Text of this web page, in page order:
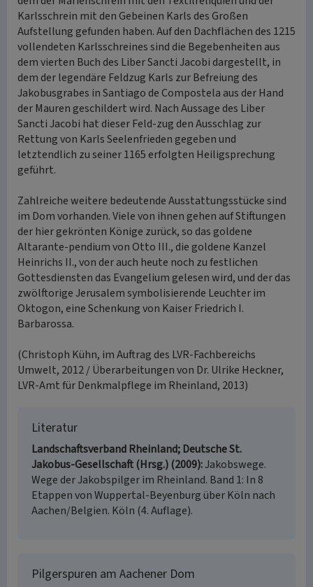
Karlsschrein mit den Gebeinen Karls des Großen
Aufstellung gefunden haben. Auf den Dachflächen des 1215
vollendeten Karlsschreines sind die Begebenheiten aus
dem vierten Buch des Liber Sancti Jacobi dargestellt, in
dem der legendäre Feldzug Karls zur Befreiung des
Jakobusgrabes in Santiago de Compostela aus der Hand
der Mauren geschildert wird. Nach Aussage des Liber
Sancti Jacobi hat dieser Feld-zug den Ausschlag zur
Rettung von Karls Seelenfrieden gegeben und
letztendlich zu seiner 1165 erfolgten Heiligsprechung
geführt.
Zahlreiche weitere bedeutende Ausstattungsstücke sind
im Dom vorhanden. Viele von ihnen gehen auf Stiftungen
der hier gekrönten Könige zurück, so das goldene
Altarante-pendium von Otto III., die goldene Kanzel
Heinrichs II., von der auch heute noch zu festlichen
Gottesdiensten das Evangelium gelesen wird, und der das
zwölftorige Jerusalem symbolisierende Leuchter im
Oktogon, eine Schenkung von Kaiser Friedrich I.
Barbarossa.
(Christoph Kühn, im Auftrag des LVR-Fachbereichs
Umwelt, 2012 / Überarbeitungen von Dr. Ulrike Heckner,
LVR-Amt für Denkmalpflege im Rheinland, 2013)
Literatur
Landschaftsverband Rheinland; Deutsche St.
Jakobus-Gesellschaft (Hrsg.) (2009) Jakobswege.
Wege der Jakobspilger im Rheinland. Band 1: In 8
Etappen von Wuppertal-Beyenburg über Köln nach
Aachen/Belgien. Köln (4. Auflage).
Pilgerspuren am Aachener Dom